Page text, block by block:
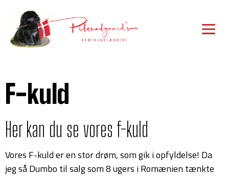
F-kuld
Her kan du se vores f-kuld
Vores F-kuld er en stor drøm, som gik i opfyldelse! Da
jeg så Dumbo til salg som 8 ugers i Romænien tænkte